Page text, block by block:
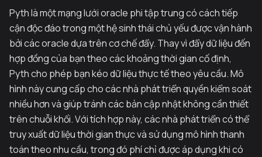
Pyth là một mạng lưới oracle phi tập trung có cách tiếp
cận độc đáo trong một hệ sinh thái chủ yếu được vận hành
bởi các oracle dựa trên cơ chế đẩy. Thay vì đẩy dữ liệu đến
hợp đồng của bạn theo các khoảng thời gian cố định,
Pyth cho phép bạn kéo dữ liệu thực tế theo yêu cầu. Mô
hình này cung cấp cho các nhà phát triển quyền kiểm soát
nhiều hơn và giúp tránh các bản cập nhật không cần thiết
trên chuỗi khối. Với tích hợp này, các nhà phát triển có thể
truy xuất dữ liệu thời gian thực và sử dụng mô hình thanh
toán theo nhu cầu, trong đó phí chỉ được áp dụng khi có